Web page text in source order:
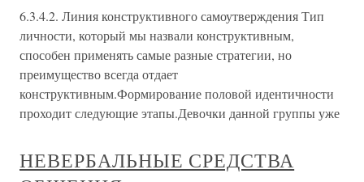
6.3.4.2. Линия конструктивного самоутверждения Тип
личности, который мы назвали конструктивным,
способен применять самые разные стратегии, но
преимущество всегда отдает
конструктивным.Формирование половой идентичности
проходит следующие этапы.Девочки данной группы уже
НЕВЕРБАЛЬНЫЕ СРЕДСТВА